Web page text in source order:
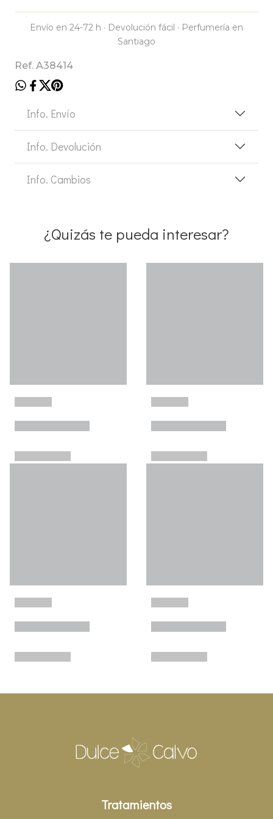
Envío en 24-72 h · Devolución fácil · Perfumería en
Santiago
Ref. A38414
Info. Envío
Info. Devolución
Info. Cambios
¿Quizás te pueda interesar?
Tratamientos